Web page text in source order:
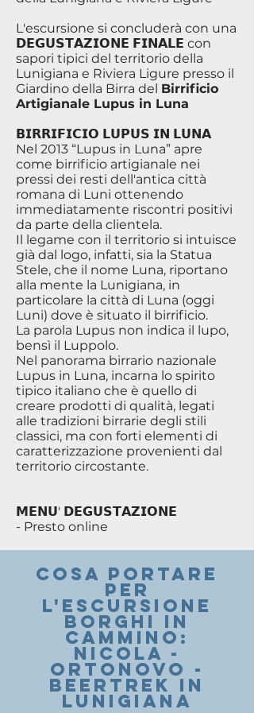
L'escursione si concluderà con una
𝗗𝗘𝗚𝗨𝗦𝗧𝗔𝗭𝗜𝗢𝗡𝗘 𝗙𝗜𝗡𝗔𝗟𝗘 con
sapori tipici del territorio della
Lunigiana e Riviera Ligure presso il
Giardino della Birra del Birrificio
Artigianale Lupus in Luna
𝗕𝗜𝗥𝗥𝗜𝗙𝗜𝗖𝗜𝗢 𝗟𝗨𝗣𝗨𝗦 𝗜𝗡 𝗟𝗨𝗡𝗔
Nel 2013 “Lupus in Luna” apre
come birrificio artigianale nei
pressi dei resti dell'antica città
romana di Luni ottenendo
immediatamente riscontri positivi
da parte della clientela.
Il legame con il territorio si intuisce
già dal logo, infatti, sia la Statua
Stele, che il nome Luna, riportano
alla mente la Lunigiana, in
particolare la città di Luna (oggi
Luni) dove è situato il birrificio.
La parola Lupus non indica il lupo,
bensì il Luppolo.
Nel panorama birrario nazionale
Lupus in Luna, incarna lo spirito
tipico italiano che è quello di
creare prodotti di qualità, legati
alle tradizioni birrarie degli stili
classici, ma con forti elementi di
caratterizzazione provenienti dal
territorio circostante.
𝗠𝗘𝗡𝗨' 𝗗𝗘𝗚𝗨𝗦𝗧𝗔𝗭𝗜𝗢𝗡𝗘
- Presto online
COSA PORTARE
PER
l'escursione
Borghi in
cammino:
Nicola -
Ortonovo -
BeerTrek in
Lunigiana